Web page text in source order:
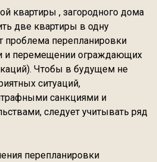
квартиры , загородного дома
две квартиры в одну
проблема перепланировки
и перемещении ограждающих
Чтобы в будущем не
ситуаций,
санкциями и
следует учитывать ряд
перепланировки